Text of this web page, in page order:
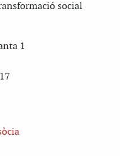
social
1